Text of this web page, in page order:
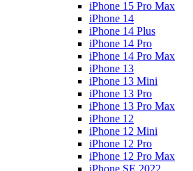
iPhone 15 Pro Max
iPhone 14
iPhone 14 Plus
iPhone 14 Pro
iPhone 14 Pro Max
iPhone 13
iPhone 13 Mini
iPhone 13 Pro
iPhone 13 Pro Max
iPhone 12
iPhone 12 Mini
iPhone 12 Pro
iPhone 12 Pro Max
iPhone SE 2022